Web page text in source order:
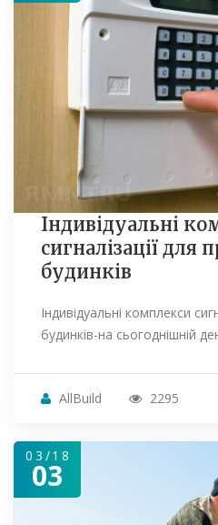
Індивідуальні
сигналізації для
будинків
Індивідуальні комплекси
будинків-на сьогоднішній
AllBuild 2295
03/18
03